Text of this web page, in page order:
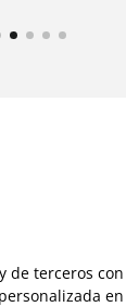
de terceros